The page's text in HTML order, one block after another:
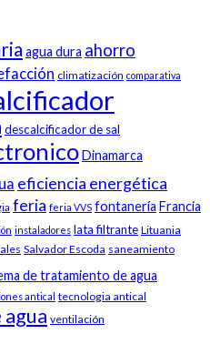
agua dura ahorro
climatización comparativa
descalcificador de sal
Dinamarca
eficiencia energética
feria feria VVS fontanería Francia
instaladores lata filtrante Lituania
Salvador Escoda saneamiento
de tratamiento de agua
antical tecnologia antical
ventilación